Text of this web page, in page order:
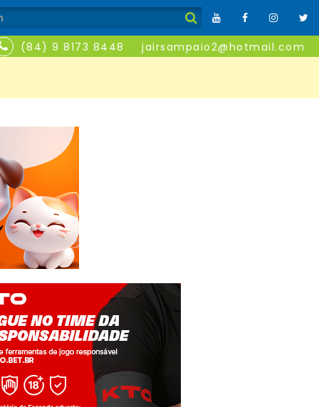
(84) 9 8173 8448 jairsampaio2@hotmail.com